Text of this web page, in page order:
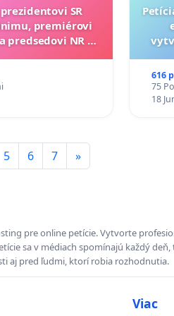
SR
premiérovi
NR SR
616
75
18
5 6 7 »
pre online petície. Vytvorte
sa v médiach spomínajú každý
aj pred ľudmi, ktorí robia rozhodnutia.
Viac